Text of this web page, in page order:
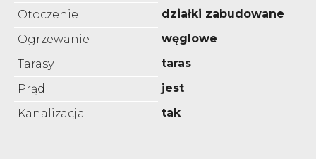
Otoczenie
działki zabudowane
Ogrzewanie
węglowe
Tarasy
taras
Prąd
jest
Kanalizacja
tak